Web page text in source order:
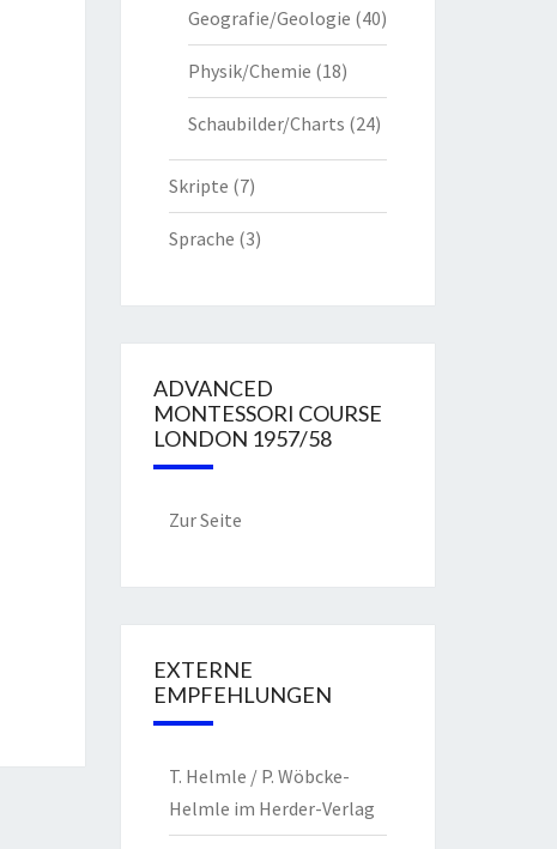
Geografie/Geologie (40)
Physik/Chemie (18)
Schaubilder/Charts (24)
Skripte (7)
Sprache (3)
ADVANCED
MONTESSORI COURSE
LONDON 1957/58
Zur Seite
EXTERNE
EMPFEHLUNGEN
T. Helmle / P. Wöbcke-
Helmle im Herder-Verlag